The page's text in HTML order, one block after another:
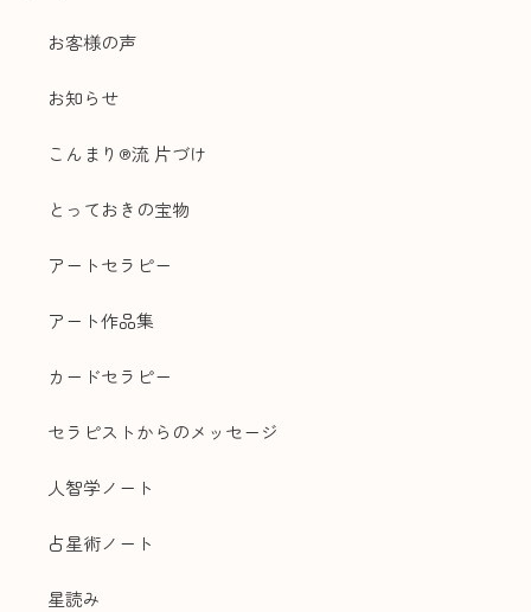
お客様の声
お知らせ
こんまり®流 片づけ
とっておきの宝物
アートセラピー
アート作品集
カードセラピー
セラピストからのメッセージ
人智学ノート
占星術ノート
星読み